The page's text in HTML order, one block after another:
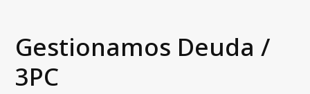
Italy
Norway
Gestionamos Deuda / 3PC
BPO & Carve Out
Compramos porfolios de deuda / NPL
Gestionamos Deuda /
3PC